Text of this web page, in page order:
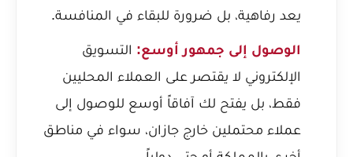
يعد رفاهية، بل ضرورة للبقاء في المنافسة.
الوصول إلى جمهور أوسع: التسويق
الإلكتروني لا يقتصر على العملاء المحليين
فقط، بل يفتح لك آفاقاً أوسع للوصول إلى
عملاء محتملين خارج جازان، سواء في مناطق